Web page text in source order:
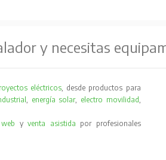
y necesitas
eléctricos, desde productos para
, energía solar, electro movilidad,
yventa asistida por profesionales